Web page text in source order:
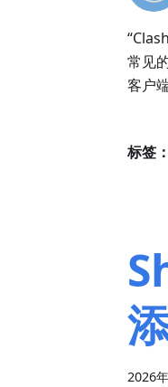
常见
客户
标签
2026